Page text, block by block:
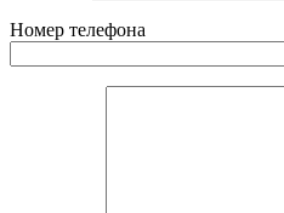
Номер телефона